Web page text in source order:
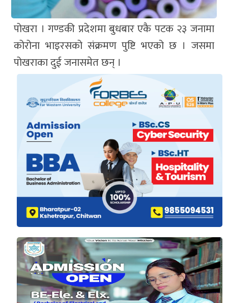
पोखरा । गण्डकी प्रदेशमा बुधबार एकै पटक २३ जनामा
कोरोना भाइरसको संक्रमण पुष्टि भएको छ । जसमा
पोखराका दुई जनासमेत छन् ।